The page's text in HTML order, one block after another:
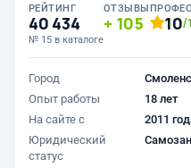
РЕЙТИНГ
40 434
№ 15 в каталоге
ОТЗЫВЫ
105 10/
Город
Опыт работы
18 лет
На сайте с
2011
Юридический
статус